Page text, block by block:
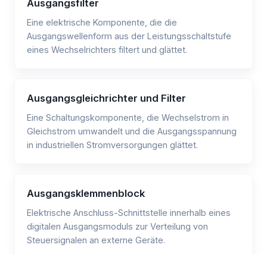
Ausgangsfilter
Eine elektrische Komponente, die die
Ausgangswellenform aus der Leistungsschaltstufe
eines Wechselrichters filtert und glättet.
Ausgangsgleichrichter und Filter
Eine Schaltungskomponente, die Wechselstrom in
Gleichstrom umwandelt und die Ausgangsspannung
in industriellen Stromversorgungen glättet.
Ausgangsklemmenblock
Elektrische Anschluss-Schnittstelle innerhalb eines
digitalen Ausgangsmoduls zur Verteilung von
Steuersignalen an externe Geräte.